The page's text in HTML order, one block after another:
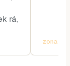
rá,
zona